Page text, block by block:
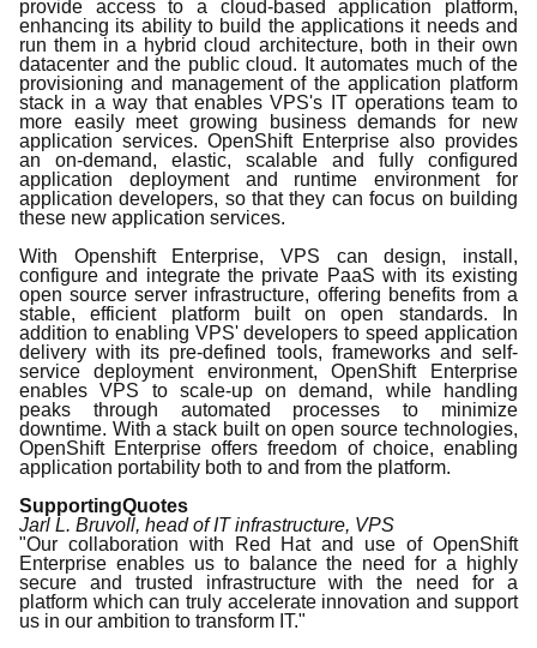
provide access to a cloud-based application platform,
enhancing its ability to build the applications it needs and
run them in a hybrid cloud architecture, both in their own
datacenter and the public cloud. It automates much of the
provisioning and management of the application platform
stack in a way that enables VPS's IT operations team to
more easily meet growing business demands for new
application services. OpenShift Enterprise also provides
an on-demand, elastic, scalable and fully configured
application deployment and runtime environment for
application developers, so that they can focus on building
these new application services.
With Openshift Enterprise, VPS can design, install,
configure and integrate the private PaaS with its existing
open source server infrastructure, offering benefits from a
stable, efficient platform built on open standards. In
addition to enabling VPS' developers to speed application
delivery with its pre-defined tools, frameworks and self-
service deployment environment, OpenShift Enterprise
enables VPS to scale-up on demand, while handling
peaks through automated processes to minimize
downtime. With a stack built on open source technologies,
OpenShift Enterprise offers freedom of choice, enabling
application portability both to and from the platform.
SupportingQuotes
Jarl L. Bruvoll, head of IT infrastructure, VPS
"Our collaboration with Red Hat and use of OpenShift
Enterprise enables us to balance the need for a highly
secure and trusted infrastructure with the need for a
platform which can truly accelerate innovation and support
us in our ambition to transform IT."